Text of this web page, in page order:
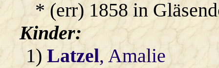
* (err) 1858 in
Kinder:
1)Latzel, Amalie